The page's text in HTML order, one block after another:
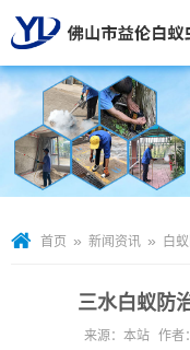
首页 » 新闻资讯 » 白
三水白蚁防
来源：本站 作者